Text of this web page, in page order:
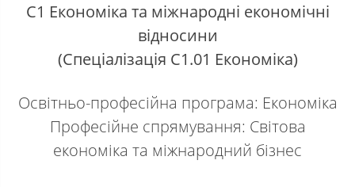
С1 Економіка та міжнародні економічні
відносини
(Спеціалізація С1.01 Економіка)
Освітньо-професійна програма: Економіка
Професійне спрямування: Світова
економіка та міжнародний бізнес